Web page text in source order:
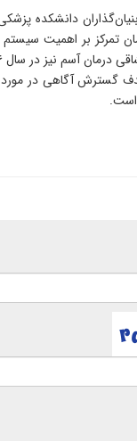
بین آسم و شرایط آلرژیک و محرک‌های خاص آسم مانند آب‌وهوا،
در سال ۱۹۹۸ برگزار شد. روز جهانی
است.